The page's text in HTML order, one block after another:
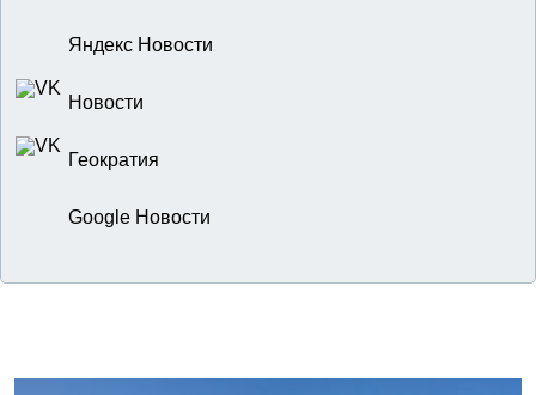
Яндекс Новости
Новости
Геократия
Google Новости